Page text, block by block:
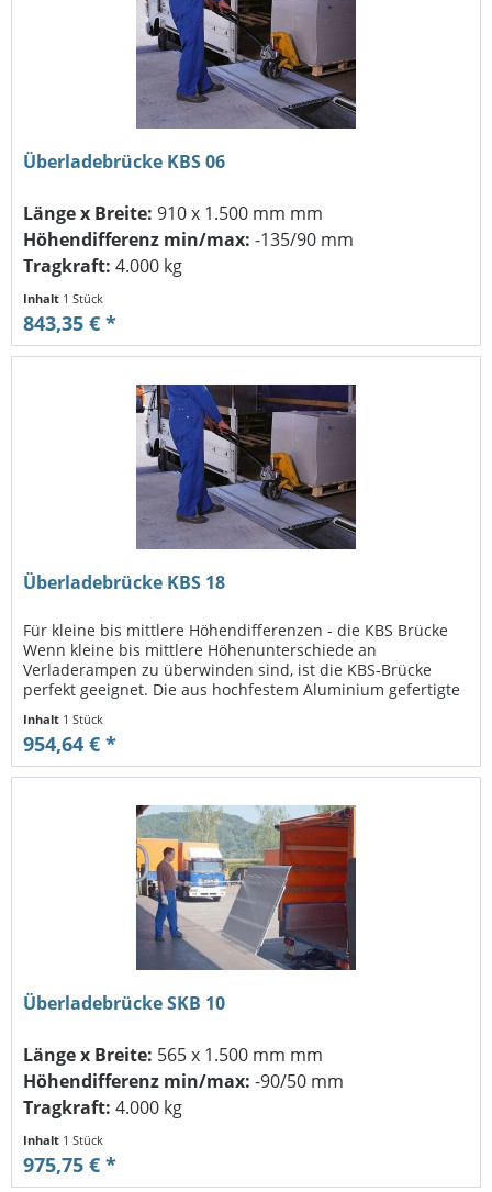
Überladebrücke KBS 06
Länge x Breite: 910 x 1.500 mm mm
Höhendifferenz min/max: -135/90 mm
Tragkraft: 4.000 kg
Inhalt 1 Stück
843,35 € *
Überladebrücke KBS 18
Für kleine bis mittlere Höhendifferenzen - die KBS Brücke
Wenn kleine bis mittlere Höhenunterschiede an
Verladerampen zu überwinden sind, ist die KBS-Brücke
perfekt geeignet. Die aus hochfestem Aluminium gefertigte
Inhalt 1 Stück
954,64 € *
Überladebrücke SKB 10
Länge x Breite: 565 x 1.500 mm mm
Höhendifferenz min/max: -90/50 mm
Tragkraft: 4.000 kg
Inhalt 1 Stück
975,75 € *